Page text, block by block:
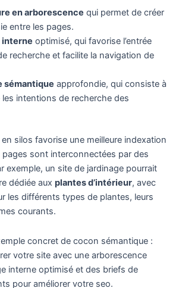
en arborescence qui permet de créer
entre les pages.
interne optimisé, qui favorise l’entrée
recherche et facilite la navigation de
sémantique approfondie, qui consiste à
intentions de recherche des
silos favorise une meilleure indexation
pages sont interconnectées par des
exemple, un site de jardinage pourrait
dédiée aux plantes d’intérieur, avec
les différents types de plantes, leurs
courants.